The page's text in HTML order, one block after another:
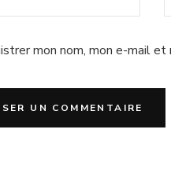
mon nom, mon e-mail